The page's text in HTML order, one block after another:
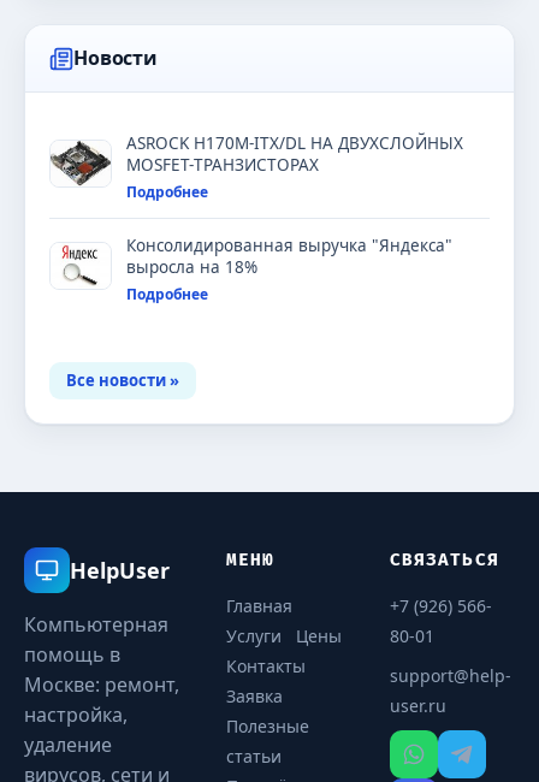
Новости
ASROCK H170M-ITX/DL НА ДВУХСЛОЙНЫХ
MOSFET-ТРАНЗИСТОРАХ
Подробнее
Консолидированная выручка "Яндекса"
выросла на 18%
Подробнее
Все новости »
HelpUser
Компьютерная
помощь в
Москве: ремонт,
настройка,
удаление
вирусов, сети и
МЕНЮ
Главная
Услуги
Цены
Контакты
Заявка
Полезные
статьи
СВЯЗАТЬСЯ
+7 (926) 566-
80-01
support@help-
user.ru